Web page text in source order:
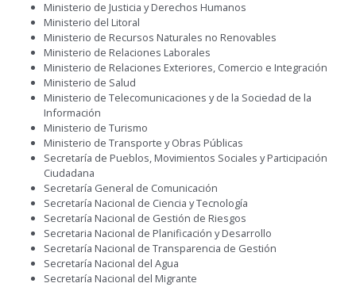
Ministerio de Justicia y Derechos Humanos
Ministerio del Litoral
Ministerio de Recursos Naturales no Renovables
Ministerio de Relaciones Laborales
Ministerio de Relaciones Exteriores, Comercio e Integración
Ministerio de Salud
Ministerio de Telecomunicaciones y de la Sociedad de la
Información
Ministerio de Turismo
Ministerio de Transporte y Obras Públicas
Secretaría de Pueblos, Movimientos Sociales y Participación
Ciudadana
Secretaría General de Comunicación
Secretaría Nacional de Ciencia y Tecnología
Secretaría Nacional de Gestión de Riesgos
Secretaria Nacional de Planificación y Desarrollo
Secretaría Nacional de Transparencia de Gestión
Secretaría Nacional del Agua
Secretaría Nacional del Migrante